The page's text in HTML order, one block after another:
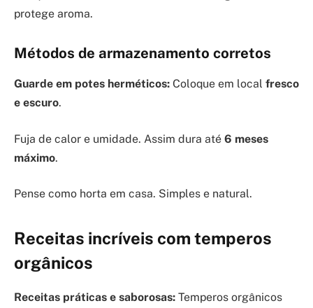
protege aroma.
Métodos de armazenamento corretos
Guarde em potes herméticos: Coloque em local fresco
e escuro.
Fuja de calor e umidade. Assim dura até 6 meses
máximo.
Pense como horta em casa. Simples e natural.
Receitas incríveis com temperos
orgânicos
Receitas práticas e saborosas: Temperos orgânicos